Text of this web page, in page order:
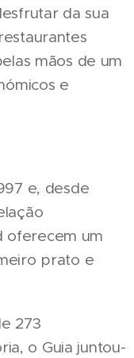
da sua
mãos de um
e
e, desde
oferecem um
prato e
273
o Guia juntou-